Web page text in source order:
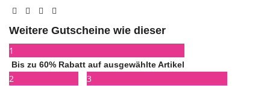
Weitere Gutscheine wie dieser
1
Bis zu 60% Rabatt auf ausgewählte Artikel
2 3